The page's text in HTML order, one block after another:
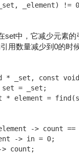
_element) !=
set中，它减少元素的
用数量减少到0的时
* _set, const void
= _set;
=
-> count ==
in = 0;